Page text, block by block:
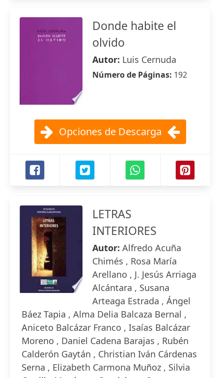
Donde habite el
olvido
Autor: Luis Cernuda
Número de Páginas: 192
Opciones de Descarga
LETRAS
INTERIORES
Autor: Alfredo Acuña
Chimés , Rosa María
Arellano , J. Jesús Arriaga
Alcántara , Susana
Arteaga Estrada , Ángel
Báez Tapia , Alma Delia Balcaza Bernal ,
Aniceto Balcázar Franco , Isaías Balcázar
Moreno , Daniel Cadena Barajas , Rubén
Calderón Gaytán , Christian Iván Cárdenas
Serna , Elizabeth Carmona Muñoz , Silvia